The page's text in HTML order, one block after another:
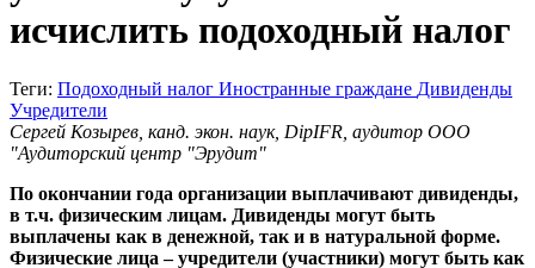
исчислить подоходный налог
Теги: Подоходный налог Иностранные граждане Дивиденды
Учредители
Сергей Козырев, канд. экон. наук, DipIFR, аудитор ООО
"Аудиторский центр "Эрудит"
По окончании года организации выплачивают дивиденды,
в т.ч. физическим лицам. Дивиденды могут быть
выплачены как в денежной, так и в натуральной форме.
Физические лица – учредители (участники) могут быть как